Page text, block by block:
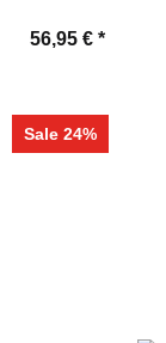
56,95 € *
Sale 24%